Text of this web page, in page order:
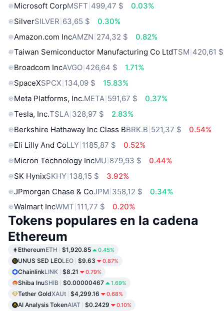
Microsoft CorpMSFT 499,47 $
0.03%
SilverSILVER 63,65 $
0.30%
Amazon.com IncAMZN 274,32 $
0.82%
Taiwan Semiconductor Manufacturing Co LtdTSM 420,61 $
Broadcom IncAVGO 426,64 $
1.71%
SpaceXSPCX 134,09 $
15.83%
Meta Platforms, Inc.META 591,67 $
0.37%
Tesla, Inc.TSLA 328,97 $
2.83%
Berkshire Hathaway Inc Class BBRK.B 521,37 $
0.54%
Eli Lilly And CoLLY 1185,87 $
0.52%
Micron Technology IncMU 879,93 $
0.44%
SK HynixSKHY 138,15 $
3.92%
JPmorgan Chase & CoJPM 358,12 $
0.34%
Walmart IncWMT 111,77 $ 0.20%
Tokens populares en la cadena
Ethereum
EthereumETH $1,920.85 0.45%
UNUS SED LEOLEO $9.63 0.87%
ChainlinkLINK $8.21 0.79%
Shiba InuSHIB $0.00000467 1.69%
Tether GoldXAUt $4,299.16 0.68%
AI Analysis TokenAIAT $0.2429 0.10%